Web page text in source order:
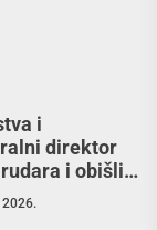
i
direktor
i obišli
ulaganja